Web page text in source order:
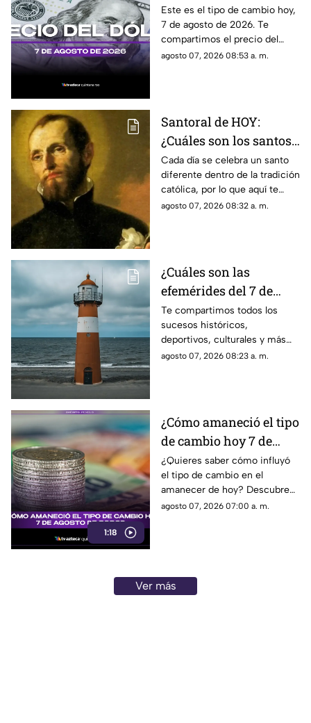
de agosto de 2026: Este
es el precio del dólar
estadounidense en
Cancún
Este es el tipo de cambio hoy,
7 de agosto de 2026. Te
compartimos el precio del
dólar hoy en Cancún, así como
agosto 07, 2026 08:53 a. m.
Santoral de HOY:
¿Cuáles son los santos
que se celebran este
viernes 7 de agosto de
2026?
Cada día se celebra un santo
diferente dentro de la tradición
católica, por lo que aquí te
compartimos el santoral
agosto 07, 2026 08:32 a. m.
¿Cuáles son las
efemérides del 7 de
agosto? Esto se celebra
un día como hoy en
México y el mundo
Te compartimos todos los
sucesos históricos,
deportivos, culturales y más
que marcaron las efemérides
agosto 07, 2026 08:23 a. m.
1:18
¿Cómo amaneció el tipo
de cambio hoy 7 de
agosto de 2026?
¿Quieres saber cómo influyó
el tipo de cambio en el
amanecer de hoy? Descubre
los detalles de esta noticia que
agosto 07, 2026 07:00 a. m.
Ver más